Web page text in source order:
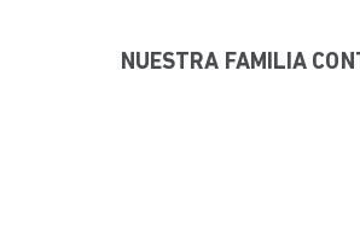
NUESTRA FAMILIA